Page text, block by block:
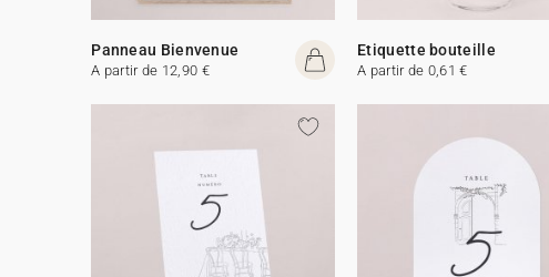
Panneau Bienvenue
A partir de 12,90 €
Etiquette bouteille
A partir de 0,61 €